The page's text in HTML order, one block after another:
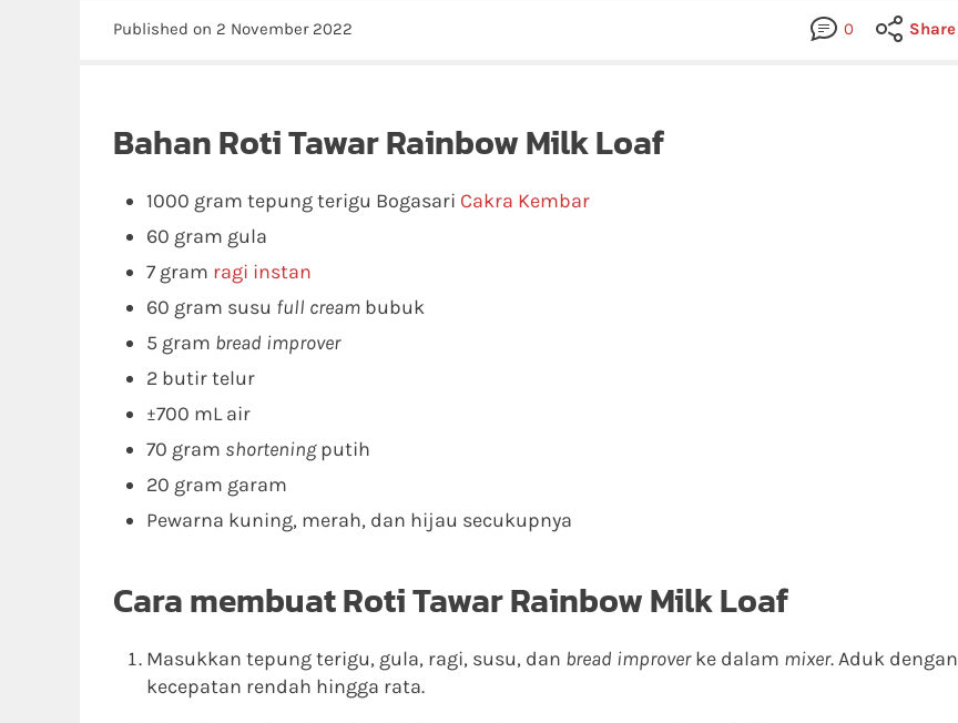
0 Share
Published on 2 November 2022
Bahan Roti Tawar Rainbow Milk Loaf
1000 gram tepung terigu Bogasari Cakra Kembar
60 gram gula
7 gram ragi instan
60 gram susu full cream bubuk
5 gram bread improver
2 butir telur
±700 mL air
70 gram shorteningputih
20 gram garam
Pewarna kuning, merah, dan hijau secukupnya
Cara membuat Roti Tawar Rainbow Milk Loaf
Masukkan tepung terigu, gula, ragi, susu, dan bread improverke dalam mixer. Aduk dengan
kecepatan rendah hingga rata.